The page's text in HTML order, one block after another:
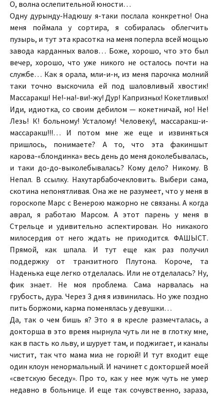
О, волна ослепительной юности…
Одну дурынду-Надюшу я-таки послала конкретно! Она
меня поймала у сортира, я собиралась облегчить
пузырь, и тут эта красотка на меня поперла всей мощью
завода карданных валов… Боже, хорошо, что это был
вечер, хорошо, что уже никого не осталось почти на
службе… Как я орала, мли-и-н, из меня парочка молний
таки точно выскочила ей под шаловливый хвостик!
Массаракш! Не!-на!-ви!-жу! Дур! Капризных! Кокетливых!
Иди, идиотка, со своим дебилом — кокетничай, но! Не!
Лезь! К! больному! Усталому! Человеку!, массаракш-и-
массаракш!!!… И потом мне же еще и извиняться
пришлось, понимаете? А то, что эта факиншыт
карова-«блондинка» весь день до меня доколебывалась,
и таки до-до-выколебывалась? Кому дело? Никому. В
Непал. В ссылку. Нахутарбабочекловить. Выбери сама,
скотина непонятливая. Она же не разумеет, что у меня в
гороскопе Марс с Венерою мажорно не связаны. А когда
аврал, я работаю Марсом. А этот парень у меня в
Стрельце и удивительно аспектирован. Но никакого
милосердия от него ждать не приходится. ФАШЫСТ.
Прямой, как шпала. И тут еще как раз получил
поддержку от транзитного Плутона. Короче, та
Наденька еще легко отделалась. Или не отделалась? Ну,
фик знает. Не моя проблема. Сама нарвалась на
грубость, дура. Через 3 дня я извинилась. Но уже поздно
пить боржоми, карма поменялась у девушки…
Да, так о чем бишь я? Это я в кресле размечталась, а
докторша в это время нырнула чуть ли не в глотку мне,
как в пасть ко льву, и шурует там, и поджигает, и каналы
чистит, так что мама миа не горюй! И тут входит еще
один клоун ненормальный. И начинет с докторшей моей
«светскую беседу». Про то, как у нее муж чуть не умер
недавно в больнице. И еще так сочувственно, зараза,